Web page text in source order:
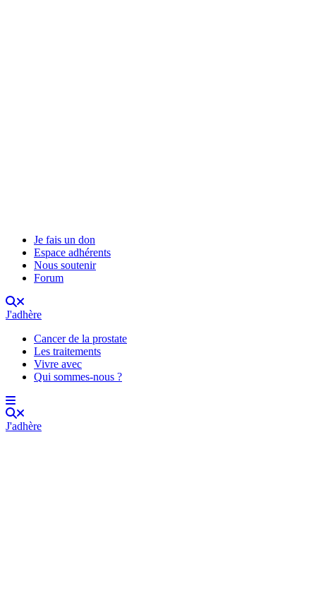
Je fais un don
Espace adhérents
Nous soutenir
Forum
J'adhère
Cancer de la prostate
Les traitements
Vivre avec
Qui sommes-nous ?
J'adhère